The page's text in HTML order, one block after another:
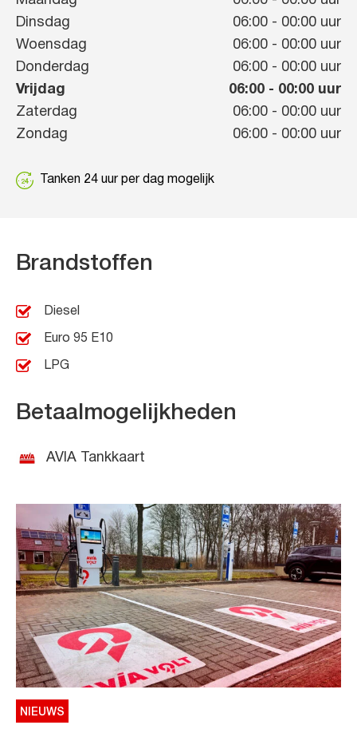
Dinsdag
06:00 - 00:00 uur
Woensdag
06:00 - 00:00 uur
Donderdag
06:00 - 00:00 uur
Vrijdag
06:00 - 00:00 uur
Zaterdag
06:00 - 00:00 uur
Zondag
06:00 - 00:00 uur
Tanken 24 uur per dag mogelijk
Brandstoffen
Diesel
Euro 95 E10
LPG
Betaalmogelijkheden
AVIA Tankkaart
NIEUWS